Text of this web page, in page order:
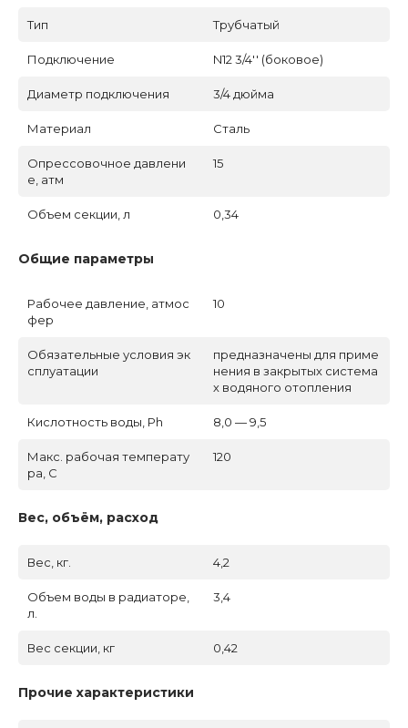
Тип Трубчатый
Подключение N12 3/4'' (боковое)
Диаметр подключения 3/4 дюйма
Материал Сталь
Опрессовочное давлени
е, атм
15
Объем секции, л 0,34
Общие параметры
Рабочее давление, атмос
фер
10
Обязательные условия эк
сплуатации
предназначены для приме
нения в закрытых система
х водяного отопления
Кислотность воды, Ph 8,0 — 9,5
Макс. рабочая температу
ра, C
120
Вес, объём, расход
Вес, кг. 4,2
Объем воды в радиаторе,
л.
3,4
Вес секции, кг 0,42
Прочие характеристики